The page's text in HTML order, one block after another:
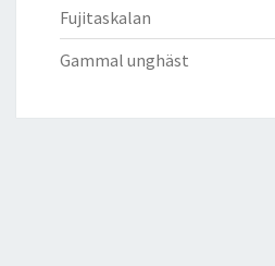
Fujitaskalan
Gammal unghäst